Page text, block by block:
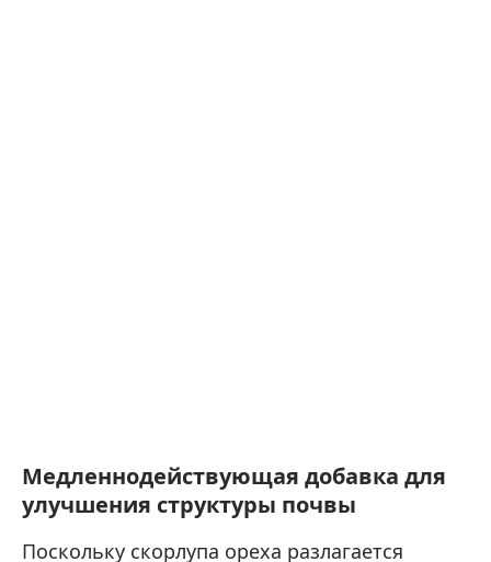
Медленнодействующая добавка для
улучшения структуры почвы
Поскольку скорлупа ореха разлагается